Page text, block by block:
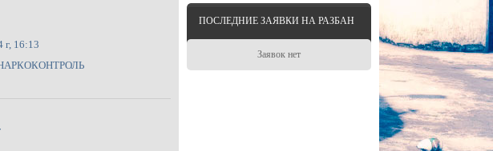
г, 16:13
ПОСЛЕДНИЕ ЗАЯВКИ НА РАЗБАН
Заявок нет